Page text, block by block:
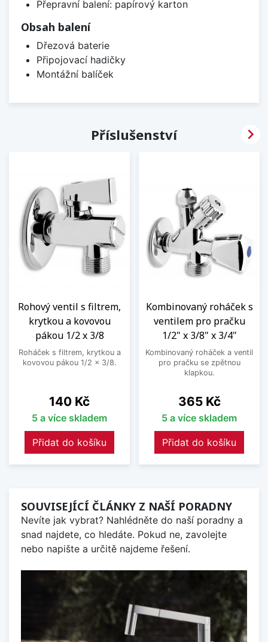
Přepravní balení: papírový karton
Obsah balení
Dřezová baterie
Připojovací hadičky
Montážní balíček
Příslušenství
Rohový ventil s filtrem,
krytkou a kovovou
pákou 1/2 x 3/8
Roháček s filtrem, krytkou a
kovovou pákou 1/2 x 3/8.
Cena
140 Kč
5 a více skladem
Přidat do košíku
Kombinovaný roháček s
ventilem pro pračku
1/2" x 3/8" x 3/4"
Kombinovaný roháček a ventil
pro pračku se zpětnou
klapkou.
Cena
365 Kč
5 a více skladem
Přidat do košíku

SOUVISEJÍCÍ ČLÁNKY Z NAŠÍ PORADNY
Nevíte jak vybrat? Nahlédněte do naší poradny a
snad najdete, co hledáte. Pokud ne, zavolejte
nebo napište a určitě najdeme řešení.